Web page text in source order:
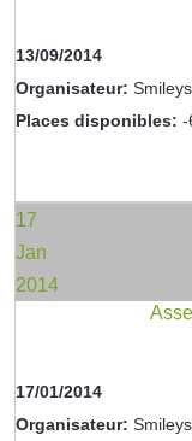
13/09/2014
Organisateur: Smileys
Places disponibles: -
17
Jan
2014
17/01/2014
Organisateur: Smileys